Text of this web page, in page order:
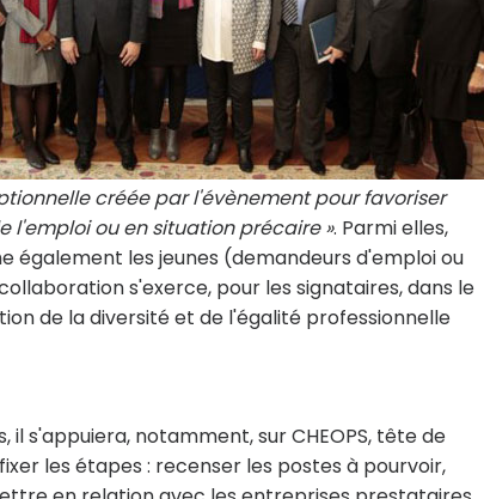
créée par l'évènement pour favoriser
l'emploi ou en situation précaire ». Parmi elles,
également les jeunes (demandeurs d'emploi ou
s'exerce, pour les signataires, dans le
de la diversité et de l'égalité professionnelle
s'appuiera, notamment, sur CHEOPS, tête de
les étapes : recenser les postes à pourvoir,